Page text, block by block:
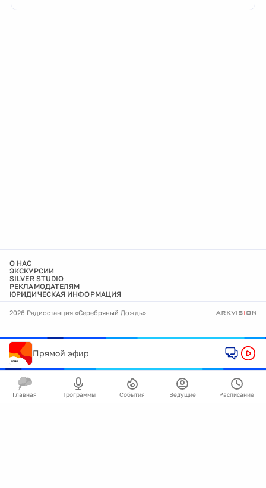
О НАС
ЭКСКУРСИИ
SILVER STUDIO
РЕКЛАМОДАТЕЛЯМ
ЮРИДИЧЕСКАЯ ИНФОРМАЦИЯ
2026 Радиостанция «Серебряный Дождь»
Прямой эфир
Главная Программы События Ведущие Расписание